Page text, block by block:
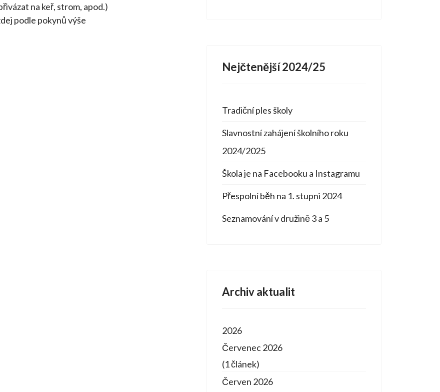
na keř, strom, apod.)
podle pokynů výše
Nejčtenější 2024/25
Tradiční ples školy
Slavnostní zahájení školního roku
2024/2025
Škola je na Facebooku a Instagramu
Přespolní běh na 1. stupni 2024
Seznamování v družině 3 a 5
Archiv aktualit
2026
Červenec 2026
(1 článek)
Červen 2026